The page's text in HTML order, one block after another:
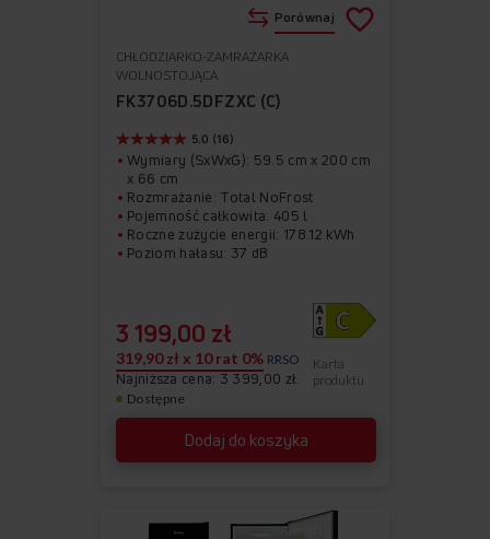
CHŁODZIARKO-ZAMRAŻARKA
WOLNOSTOJĄCA
FK3706D.5DFZXC (C)
Dodaj do koszyka
5.0 (16)
Wymiary (SxWxG): 59.5 cm x 200 cm
x 66 cm
Rozmrażanie: Total NoFrost
Pojemność całkowita: 405 l
Roczne zużycie energii: 178.12 kWh
Poziom hałasu: 37 dB
Karta
produktu
3 199,00 zł
319,90 zł x 10 rat 0% RRSO
Najniższa cena: 3 399,00 zł
Dostępne
Porównaj